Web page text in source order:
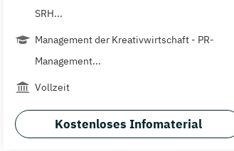
SRH...
Management der Kreativwirtschaft - PR-
Management...
Vollzeit
Kostenloses Infomaterial